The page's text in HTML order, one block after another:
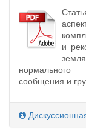
и
нормального
сообщения и